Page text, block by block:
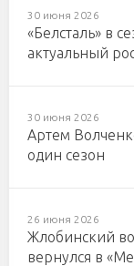
30 июня 2026
«Белсталь» в
актуальный
30 июня 2026
Артем
один сезон
26 июня 2026
Жлобинский
вернулся в